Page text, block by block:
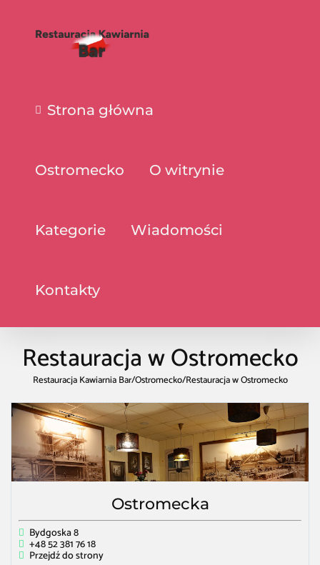
Strona główna
Ostromecko O witrynie
Kategorie Wiadomości
Kontakty
Restauracja w Ostromecko
Restauracja Kawiarnia Bar/Ostromecko/Restauracja w Ostromecko
Ostromecka
Bydgoska 8
+48 52 381 76 18
Przejdź do strony